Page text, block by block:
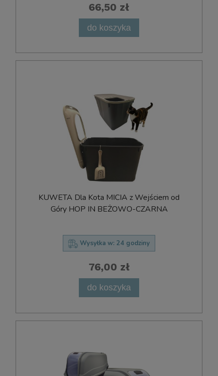
66,50 zł
do koszyka
KUWETA Dla Kota MICIA z Wejściem od
Góry HOP IN BEŻOWO-CZARNA
Wysyłka w: 24 godziny
76,00 zł
do koszyka